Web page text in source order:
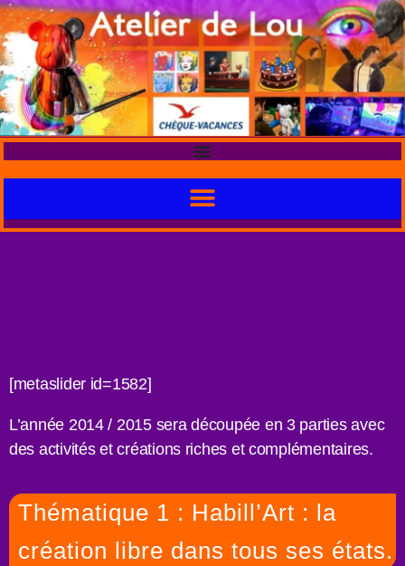
[metaslider id=1582]
L’année 2014 / 2015 sera découpée en 3 parties avec
des activités et créations riches et complémentaires.
Thématique 1 : Habill’Art : la
création libre dans tous ses états.